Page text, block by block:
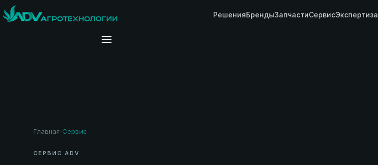
РешенияБрендыЗапчастиСервисЭкспертиза
Главная› Сервис
СЕРВИС ADV